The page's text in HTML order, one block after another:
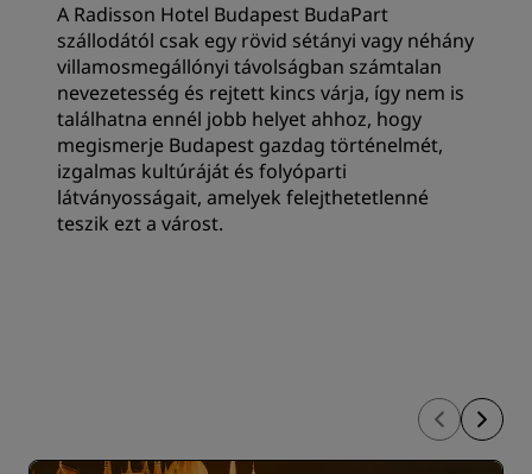
A Radisson Hotel Budapest BudaPart
szállodától csak egy rövid sétányi vagy néhány
villamosmegállónyi távolságban számtalan
nevezetesség és rejtett kincs várja, így nem is
találhatna ennél jobb helyet ahhoz, hogy
megismerje Budapest gazdag történelmét,
izgalmas kultúráját és folyóparti
látványosságait, amelyek felejthetetlenné
teszik ezt a várost.